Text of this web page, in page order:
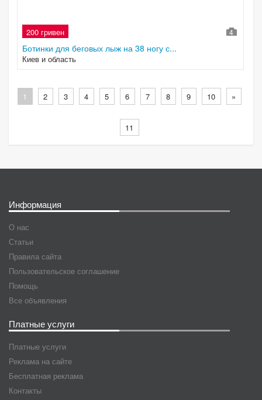
200 гривен 4
Ботинки для беговых лыж на 38 ногу с...
Киев и область
1 2 3 4 5 6 7 8 9 10 »
11
Информация
О нас
Статьи
Правила сайта
Пользовательское соглашение
Помощь
Все объявления
Платные услуги
Платные услуги
Реклама на сайте
Бесплатная реклама
Контакты